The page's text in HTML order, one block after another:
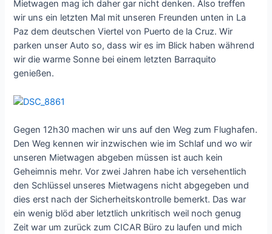
Mietwagen mag ich daher gar nicht denken. Also treffen
wir uns ein letzten Mal mit unseren Freunden unten in La
Paz dem deutschen Viertel von Puerto de la Cruz. Wir
parken unser Auto so, dass wir es im Blick haben während
wir die warme Sonne bei einem letzten Barraquito
genießen.
Gegen 12h30 machen wir uns auf den Weg zum Flughafen.
Den Weg kennen wir inzwischen wie im Schlaf und wo wir
unseren Mietwagen abgeben müssen ist auch kein
Geheimnis mehr. Vor zwei Jahren habe ich versehentlich
den Schlüssel unseres Mietwagens nicht abgegeben und
dies erst nach der Sicherheitskontrolle bemerkt. Das war
ein wenig blöd aber letztlich unkritisch weil noch genug
Zeit war um zurück zum CICAR Büro zu laufen und mich